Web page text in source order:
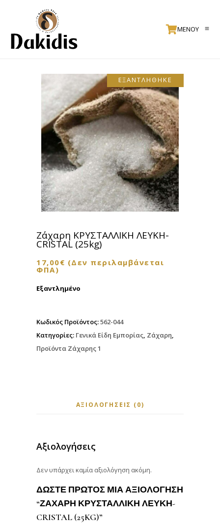
ΜΕΝΟΥ
ΕΞΑΝΤΛΗΘΗΚΕ
Ζάχαρη ΚΡΥΣΤΑΛΛΙΚΗ ΛΕΥΚΗ-
CRISTAL (25kg)
17,00€ (Δεν περιλαμβάνεται
ΦΠΑ)
Εξαντλημένο
Κωδικός Προϊόντος:562-044
Κατηγορίες: Γενικά Είδη Εμπορίας, Ζάχαρη,
Προϊόντα Ζάχαρης 1
ΑΞΙΟΛΟΓΉΣΕΙΣ (0)
Αξιολογήσεις
Δεν υπάρχει καμία αξιολόγηση ακόμη.
ΔΏΣΤΕ ΠΡΏΤΟΣ ΜΊΑ ΑΞΙΟΛΌΓΗΣΗ
“ΖΆΧΑΡΗ ΚΡΥΣΤΑΛΛΙΚΗ ΛΕΥΚΗ-
CRISTAL (25KG)”